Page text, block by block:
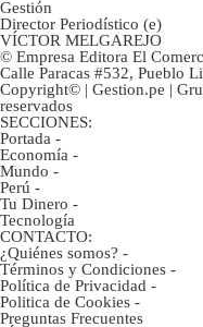
Gestión
Director Periodístico (e)
VÍCTOR MELGAREJO
© Empresa Editora El
Calle Paracas #532, Pueblo
Copyright© | Gestion.pe |
reservados
SECCIONES:
Portada -
Economía -
Mundo -
Perú -
Tu Dinero -
Tecnología
CONTACTO:
¿Quiénes somos? -
Términos y Condiciones -
Política de Privacidad -
Politica de Cookies -
Preguntas Frecuentes